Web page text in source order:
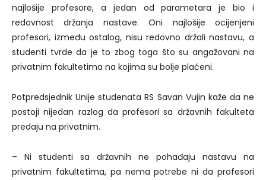
najlošije profesore, a jedan od parametara je bio i
redovnost držanja nastave. Oni najlošije ocijenjeni
profesori, između ostalog, nisu redovno držali nastavu, a
studenti tvrde da je to zbog toga što su angažovani na
privatnim fakultetima na kojima su bolje plaćeni.
Potpredsjednik Unije studenata RS Savan Vujin kaže da ne
postoji nijedan razlog da profesori sa državnih fakulteta
predaju na privatnim.
– Ni studenti sa državnih ne pohađaju nastavu na
privatnim fakultetima, pa nema potrebe ni da profesori